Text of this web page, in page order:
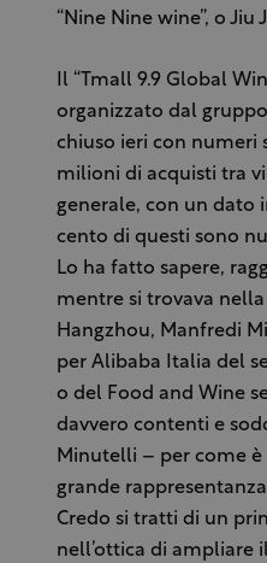
“Nine Nine wine”, o Jiu
Il “Tmall 9.9 Global
organizzato dal
chiuso ieri con numeri
milioni di acquisti tra
generale, con un dato
cento di questi sono
Lo ha fatto sapere,
mentre si trovava
Hangzhou, Manfredi
per Alibaba Italia del
o del Food and Wine
davvero contenti e
Minutelli – per come
grande
Credo si tratti di un
nell’ottica di ampliare